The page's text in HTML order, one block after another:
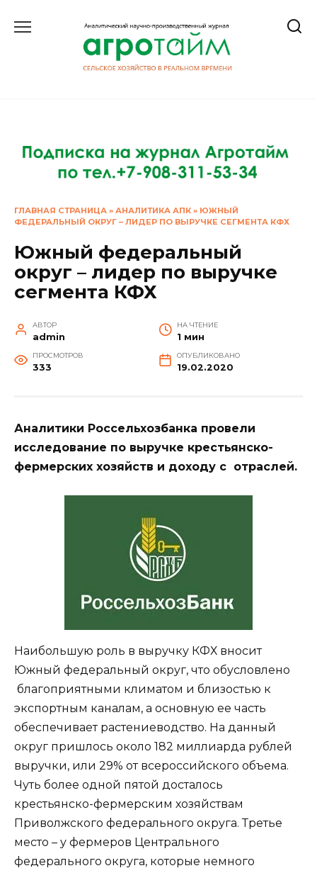
ГЛАВНАЯ СТРАНИЦА » АНАЛИТИКА АПК » ЮЖНЫЙ
ФЕДЕРАЛЬНЫЙ ОКРУГ – ЛИДЕР ПО ВЫРУЧКЕ СЕГМЕНТА КФХ
Южный федеральный
округ – лидер по выручке
сегмента КФХ
АВТОР
admin
НА ЧТЕНИЕ
1 мин
ПРОСМОТРОВ
333
ОПУБЛИКОВАНО
19.02.2020
Аналитики Россельхозбанка провели
исследование по выручке крестьянско-
фермерских хозяйств и доходу с отраслей.
Наибольшую роль в выручку КФХ вносит
Южный федеральный округ, что обусловлено
благоприятными климатом и близостью к
экспортным каналам, а основную ее часть
обеспечивает растениеводство. На данный
округ пришлось около 182 миллиарда рублей
выручки, или 29% от всероссийского объема.
Чуть более одной пятой досталось
крестьянско-фермерским хозяйствам
Приволжского федерального округа. Третье
место – у фермеров Центрального
федерального округа, которые немного